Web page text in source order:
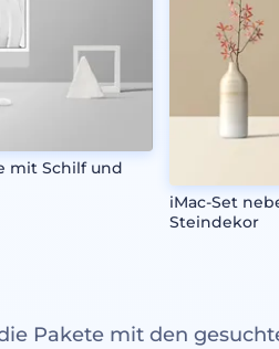
mit Schilf und
iMac-Set
Steindekor
Pakete mit den